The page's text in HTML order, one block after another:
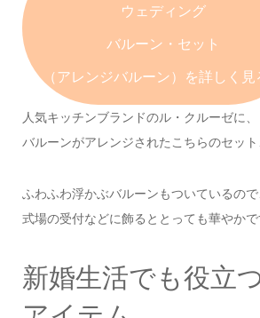
ウェディング
バルーン・セット
（アレンジバルーン）を詳しく
人気キッチンブランドのル・クルーゼに、
バルーンがアレンジされたこちらのセッ
ふわふわ浮かぶバルーンもついているので
式場の受付などに飾るととっても華やかで
新婚生活でも役立